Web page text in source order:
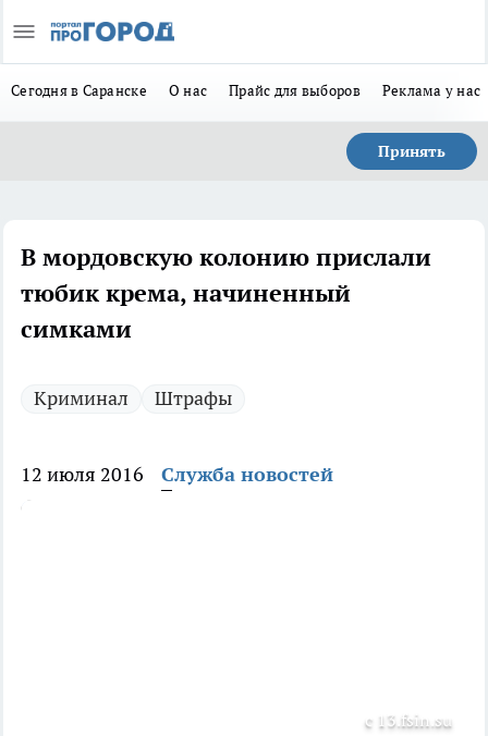
Сегодня в Саранске О нас Прайс для выборов Реклама у нас
Принять
В мордовскую колонию прислали
тюбик крема, начиненный
симками
Криминал Штрафы
12 июля 2016 Служба новостей
с 13.fsin.su